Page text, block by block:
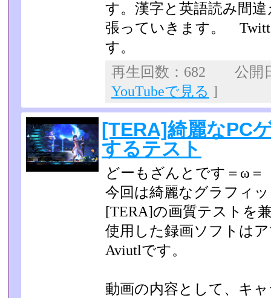
す。漢字と英語読み間
張っていきます。
す。
再生回数：682 公開
YouTubeで見る ]
[TERA]綺麗なPC
するテスト
どーもざんとです＝ω＝
今回は綺麗なグラフィ
[TERA]の画質テストを
使用した録画ソフトは
Aviutlです。
動画の内容として、キ